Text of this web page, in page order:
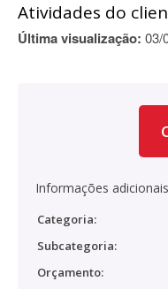
Atividades do
Última visualização: 03/
Informações adicionais
Categoria:
Subcategoria:
Orçamento: